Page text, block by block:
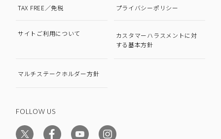
TAX FREE／免税 プライバシーポリシー
サイトご利用について
カスタマーハラスメントに対
する基本方針
マルチステークホルダー方針
FOLLOW US